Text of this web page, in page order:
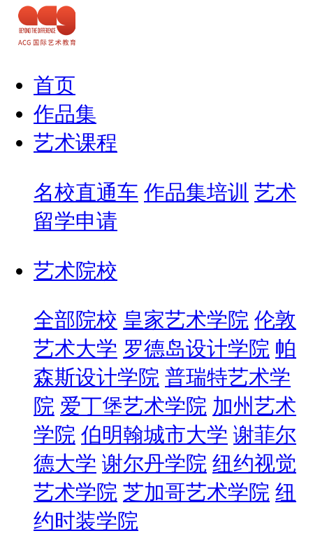
首页
作品集
艺术课程
名校直通车 作品集培训 艺术
留学申请
艺术院校
全部院校 皇家艺术学院 伦敦
艺术大学 罗德岛设计学院 帕
森斯设计学院 普瑞特艺术学
院 爱丁堡艺术学院 加州艺术
学院 伯明翰城市大学 谢菲尔
德大学 谢尔丹学院 纽约视觉
艺术学院 芝加哥艺术学院 纽
约时装学院